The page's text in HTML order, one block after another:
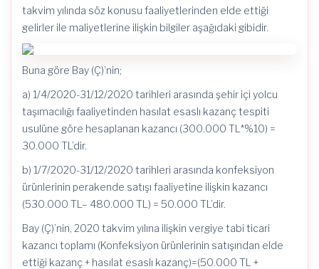
takvim yılında söz konusu faaliyetlerinden elde ettiği
gelirler ile maliyetlerine ilişkin bilgiler aşağıdaki gibidir.
Buna göre Bay (Ç)’nin;
a) 1/4/2020-31/12/2020 tarihleri arasında şehir içi yolcu
taşımacılığı faaliyetinden hasılat esaslı kazanç tespiti
usulüne göre hesaplanan kazancı (300.000 TL*%10) =
30.000 TL’dir.
b) 1/7/2020-31/12/2020 tarihleri arasında konfeksiyon
ürünlerinin perakende satışı faaliyetine ilişkin kazancı
(530.000 TL– 480.000 TL) = 50.000 TL’dir.
Bay (Ç)’nin, 2020 takvim yılına ilişkin vergiye tabi ticari
kazancı toplamı (Konfeksiyon ürünlerinin satışından elde
ettiği kazanç + hasılat esaslı kazanç)=(50.000 TL +